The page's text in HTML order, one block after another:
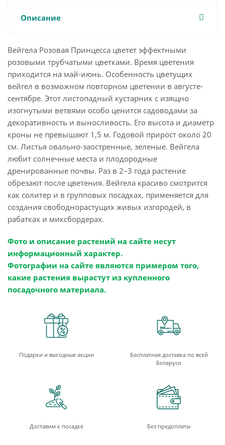
Описание
Вейгела Розовая Принцесса цветет эффектными
розовыми трубчатыми цветками. Время цветения
приходится на май-июнь. Особенность цветущих
вейгел в возможном повторном цветении в августе-
сентябре. Этот листопадный кустарник с изящно
изогнутыми ветвями особо ценится садоводами за
декоративность и выносливость. Его высота и диаметр
кроны не превышают 1,5 м. Годовой прирост около 20
см. Листья овально-заостренные, зеленые. Вейгела
любит солнечные места и плодородные
дренированные почвы. Раз в 2–3 года растение
обрезают после цветения. Вейгела красиво смотрится
как солитер и в групповых посадках, применяется для
создания свободнорастущих живых изгородей, в
рабатках и миксбордерах.
Фото и описание растений на сайте несут
информационный характер.
Фотографии на сайте являются примером того,
какие растения вырастут из купленного
посадочного материала.
Подарки и выгодные акции
Бесплатная доставка по всей
Беларуси
Доставим к посадке Без предоплаты